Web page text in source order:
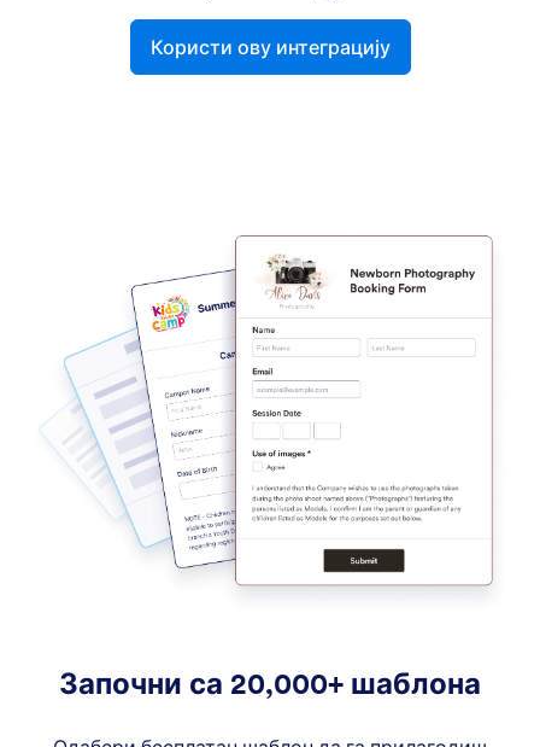
Користи ову интеграцију
Започни са 20,000+ шаблона